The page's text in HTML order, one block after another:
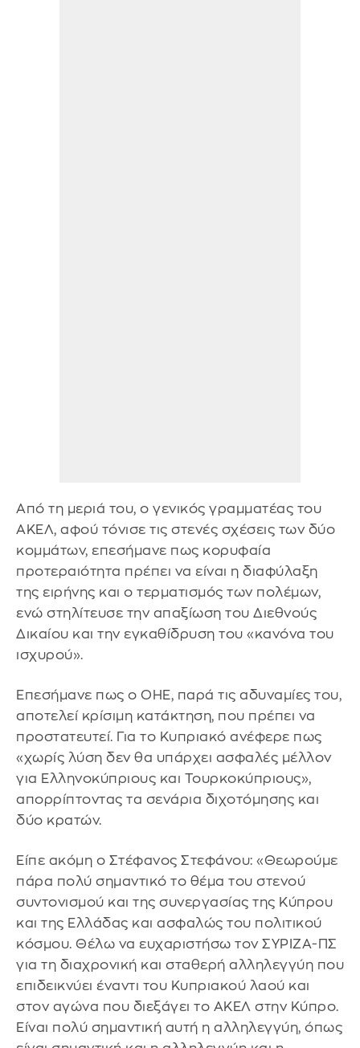
Από τη μεριά του, ο γενικός γραμματέας του
ΑΚΕΛ, αφού τόνισε τις στενές σχέσεις των δύο
κομμάτων, επεσήμανε πως κορυφαία
προτεραιότητα πρέπει να είναι η διαφύλαξη
της ειρήνης και ο τερματισμός των πολέμων,
ενώ στηλίτευσε την απαξίωση του Διεθνούς
Δικαίου και την εγκαθίδρυση του «κανόνα του
ισχυρού».
Επεσήμανε πως ο ΟΗΕ, παρά τις αδυναμίες του,
αποτελεί κρίσιμη κατάκτηση, που πρέπει να
προστατευτεί. Για το Κυπριακό ανέφερε πως
«χωρίς λύση δεν θα υπάρχει ασφαλές μέλλον
για Ελληνοκύπριους και Τουρκοκύπριους»,
απορρίπτοντας τα σενάρια διχοτόμησης και
δύο κρατών.
Είπε ακόμη ο Στέφανος Στεφάνου: «Θεωρούμε
πάρα πολύ σημαντικό το θέμα του στενού
συντονισμού και της συνεργασίας της Κύπρου
και της Ελλάδας και ασφαλώς του πολιτικού
κόσμου. Θέλω να ευχαριστήσω τον ΣΥΡΙΖΑ-ΠΣ
για τη διαχρονική και σταθερή αλληλεγγύη που
επιδεικνύει έναντι του Κυπριακού λαού και
στον αγώνα που διεξάγει το ΑΚΕΛ στην Κύπρο.
Είναι πολύ σημαντική αυτή η αλληλεγγύη, όπως